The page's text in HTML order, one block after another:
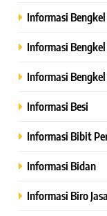
Informasi
Informasi
Informasi
Informasi Besi
Informasi Bibit
Informasi Bidan
Informasi Biro Jasa